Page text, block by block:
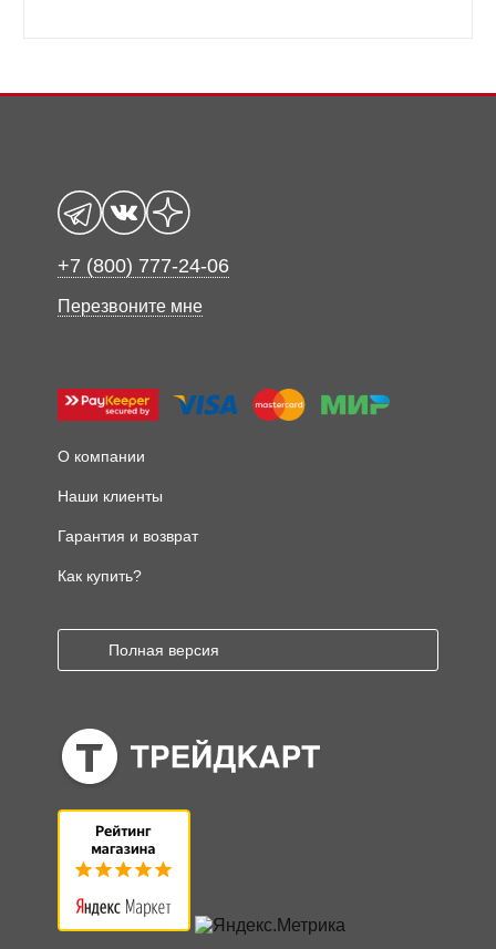
+7 (800) 777-24-06
Перезвоните мне
О компании
Наши клиенты
Гарантия и возврат
Как купить?
Полная версия